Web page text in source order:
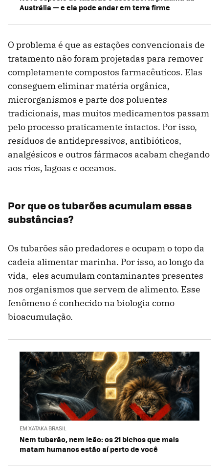
Austrália — e ela pode andar em terra firme
O problema é que as estações convencionais de
tratamento não foram projetadas para remover
completamente compostos farmacêuticos. Elas
conseguem eliminar matéria orgânica,
microrganismos e parte dos poluentes
tradicionais, mas muitos medicamentos passam
pelo processo praticamente intactos. Por isso,
resíduos de antidepressivos, antibióticos,
analgésicos e outros fármacos acabam chegando
aos rios, lagoas e oceanos.
Por que os tubarões acumulam essas
substâncias?
Os tubarões são predadores e ocupam o topo da
cadeia alimentar marinha. Por isso, ao longo da
vida, eles acumulam contaminantes presentes
nos organismos que servem de alimento. Esse
fenômeno é conhecido na biologia como
bioacumulação.
EM XATAKA BRASIL
Nem tubarão, nem leão: os 21 bichos que mais
matam humanos estão aí perto de você